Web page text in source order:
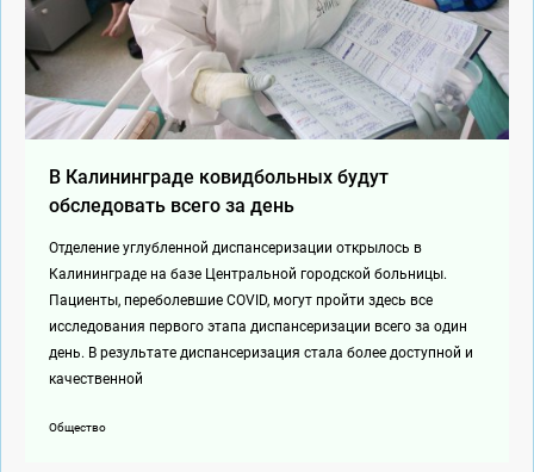
В Калининграде ковидбольных будут
обследовать всего за день
Отделение углубленной диспансеризации открылось в
Калининграде на базе Центральной городской больницы.
Пациенты, переболевшие COVID, могут пройти здесь все
исследования первого этапа диспансеризации всего за один
день. В результате диспансеризация стала более доступной и
качественной
Общество